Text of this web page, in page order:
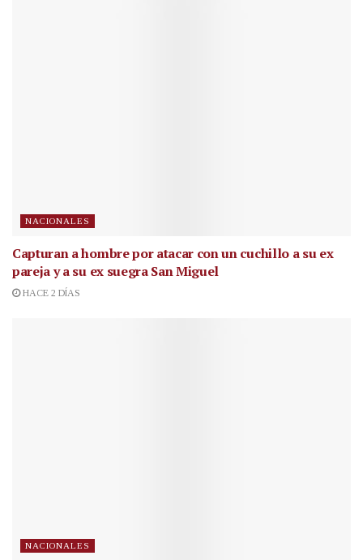
NACIONALES
Capturan a hombre por atacar con un cuchillo a su ex
pareja y a su ex suegra San Miguel
HACE 2 DÍAS
NACIONALES